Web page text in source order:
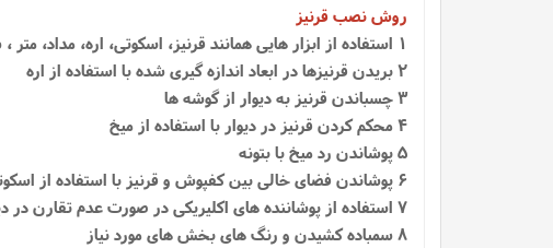
روش نصب قرنیز
1 استفاده از ابزار هایی همانند قرنیز، اسکوتی، اره، مداد،
2 بریدن قرنیزها در ابعاد اندازه گیری شده با استفاده از اره
3 چسباندن قرنیز به دیوار از گوشه ها
4 محکم کردن قرنیز در دیوار با استفاده از میخ
5 پوشاندن رد میخ با بتونه
6 پوشاندن فضای خالی بین کفپوش و قرنیز با استفاده از اسکوتی
7 استفاده از پوشاننده‌ های اکلیریکی در صورت عدم تقارن در دیوارها
8 سمباده کشیدن و رنگ های بخش های مورد نیاز